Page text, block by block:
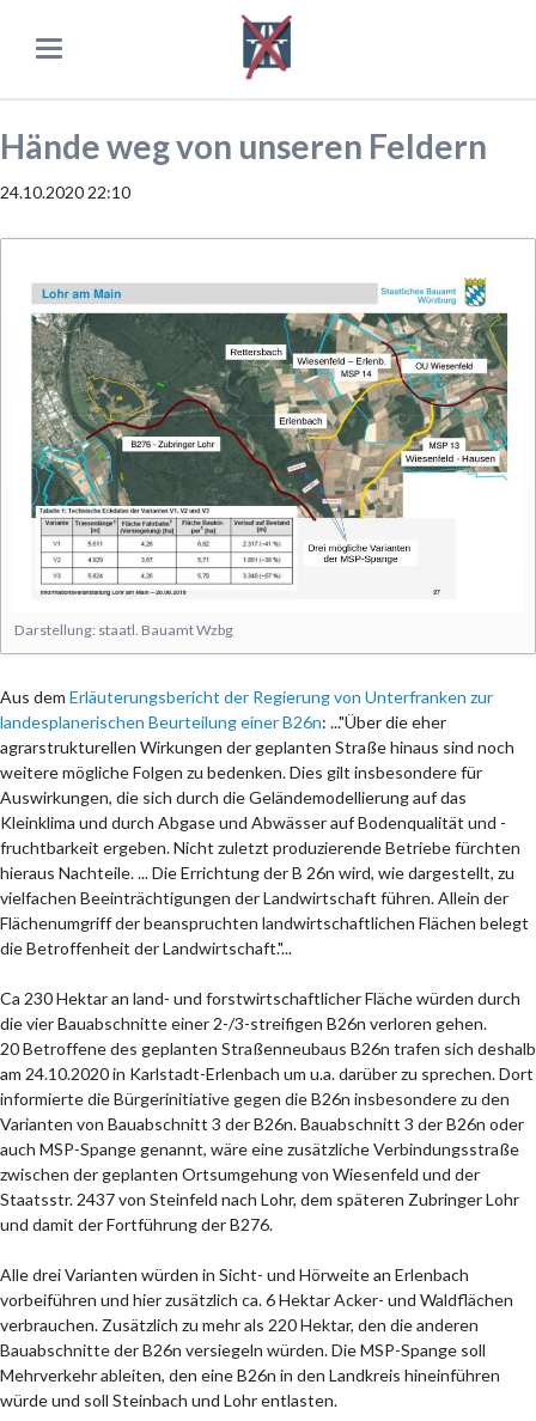
Hände weg von unseren Feldern
24.10.2020 22:10
Darstellung: staatl. Bauamt Wzbg
Aus dem Erläuterungsbericht der Regierung von Unterfranken zur
landesplanerischen Beurteilung einer B26n: ..."Über die eher
agrarstrukturellen Wirkungen der geplanten Straße hinaus sind noch
weitere mögliche Folgen zu bedenken. Dies gilt insbesondere für
Auswirkungen, die sich durch die Geländemodellierung auf das
Kleinklima und durch Abgase und Abwässer auf Bodenqualität und -
fruchtbarkeit ergeben. Nicht zuletzt produzierende Betriebe fürchten
hieraus Nachteile. ... Die Errichtung der B 26n wird, wie dargestellt, zu
vielfachen Beeinträchtigungen der Landwirtschaft führen. Allein der
Flächenumgriff der beanspruchten landwirtschaftlichen Flächen belegt
die Betroffenheit der Landwirtschaft."...
Ca 230 Hektar an land- und forstwirtschaftlicher Fläche würden durch
die vier Bauabschnitte einer 2-/3-streifigen B26n verloren gehen.
20 Betroffene des geplanten Straßenneubaus B26n trafen sich deshalb
am 24.10.2020 in Karlstadt-Erlenbach um u.a. darüber zu sprechen. Dort
informierte die Bürgerinitiative gegen die B26n insbesondere zu den
Varianten von Bauabschnitt 3 der B26n. Bauabschnitt 3 der B26n oder
auch MSP-Spange genannt, wäre eine zusätzliche Verbindungsstraße
zwischen der geplanten Ortsumgehung von Wiesenfeld und der
Staatsstr. 2437 von Steinfeld nach Lohr, dem späteren Zubringer Lohr
und damit der Fortführung der B276.
Alle drei Varianten würden in Sicht- und Hörweite an Erlenbach
vorbeiführen und hier zusätzlich ca. 6 Hektar Acker- und Waldflächen
verbrauchen. Zusätzlich zu mehr als 220 Hektar, den die anderen
Bauabschnitte der B26n versiegeln würden. Die MSP-Spange soll
Mehrverkehr ableiten, den eine B26n in den Landkreis hineinführen
würde und soll Steinbach und Lohr entlasten.